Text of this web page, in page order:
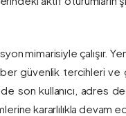
mimarisiyle çalışır.
güvenlik tercihleri
son kullanıcı, adres
kararlılıkla devam